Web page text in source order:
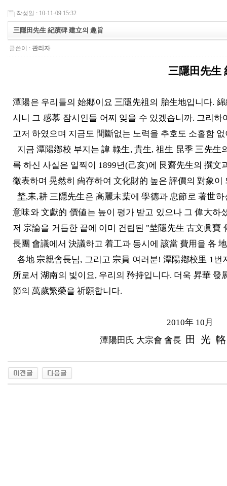
작성일 : 10-11-09 15:32
三隱田先生 紀蹟碑 建立의 趣旨
글쓴이 : 관리자
三隱田先生
潭陽은 우리들의 始鄕이요 三隱先祖의 胎生地입니다.
시니 그 感慕 잠시인들 어찌 잊을 수 있겠습니까. 그리
고저 하였으며 지금도 間斷없는 노력을 추호도 소홀함
지금 潭陽鄕校 부지는 諱 祿生, 貴生, 祖生 昆季 三先
록 하신 사실은 일찍이 1899년(己亥)에 艮齋先生의 撰
徵表하며 晃然히 尙存하여 文化財的 높은 評價의 對象이
埜,耒,耕 三隱先生은 高麗末葉에 學德과 忠節로 著世
意味와 文獻的 價値는 높이 평가 받고 있으나 그 偉大
저 宗論을 거듭한 끝에 이미 건립된 "埜隱先生 古文眞
長團 會議에서 決議하고 着工과 동시에 該當 費用을 各
各地 宗親會長님, 그리고 宗員 여러분! 潭陽鄕校里 1
所로서 湖南의 빛이요, 우리의 矜持입니다. 더욱 昇華
節의 萬歲繁榮을 祈願합니다.
2010年 10月
潭陽田氏 大宗會 會長 田 光 輅